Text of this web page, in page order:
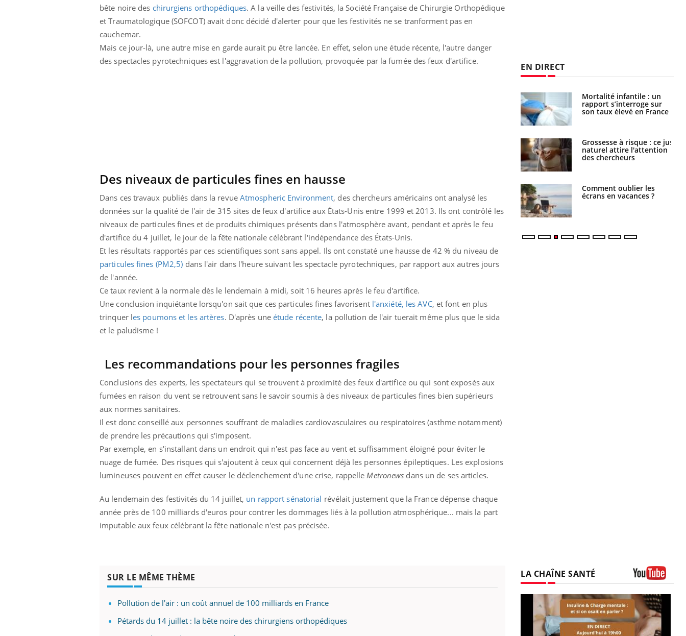
bête noire des chirurgiens orthopédiques. A la veille des festivités, la Société Française de Chirurgie Orthopédique
et Traumatologique (SOFCOT) avait donc décidé d'alerter pour que les festivités ne se tranforment pas en
cauchemar.
Mais ce jour-là, une autre mise en garde aurait pu être lancée. En effet, selon une étude récente, l'autre danger
des spectacles pyrotechniques est l'aggravation de la pollution, provoquée par la fumée des feux d'artifice.
Des niveaux de particules fines en hausse
Dans ces travaux publiés dans la revue Atmospheric Environment, des chercheurs américains ont analysé les
données sur la qualité de l'air de 315 sites de feux d'artifice aux États-Unis entre 1999 et 2013. Ils ont contrôlé les
niveaux de particules fines et de produits chimiques présents dans l'atmosphère avant, pendant et après le feu
d'artifice du 4 juillet, le jour de la fête nationale célébrant l'indépendance des États-Unis.
Et les résultats rapportés par ces scientifiques sont sans appel. Ils ont constaté une hausse de 42 % du niveau de
particules fines (PM2,5) dans l'air dans l'heure suivant les spectacle pyrotechniques, par rapport aux autres jours
de l'année.
Ce taux revient à la normale dès le lendemain à midi, soit 16 heures après le feu d'artifice.
Une conclusion inquiétante lorsqu'on sait que ces particules fines favorisent l'anxiété, les AVC, et font en plus
trinquer les poumons et les artères. D'après une étude récente, la pollution de l'air tuerait même plus que le sida
et le paludisme !
Les recommandations pour les personnes fragiles
Conclusions des experts, les spectateurs qui se trouvent à proximité des feux d'artifice ou qui sont exposés aux
fumées en raison du vent se retrouvent sans le savoir soumis à des niveaux de particules fines bien supérieurs
aux normes sanitaires.
Il est donc conseillé aux personnes souffrant de maladies cardiovasculaires ou respiratoires (asthme notamment)
de prendre les précautions qui s'imposent.
Par exemple, en s'installant dans un endroit qui n'est pas face au vent et suffisamment éloigné pour éviter le
nuage de fumée. Des risques qui s'ajoutent à ceux qui concernent déjà les personnes épileptiques. Les explosions
lumineuses pouvent en effet causer le déclenchement d'une crise, rappelle Metronews dans un de ses articles.
Au lendemain des festivités du 14 juillet, un rapport sénatorial révélait justement que la France dépense chaque
année près de 100 milliards d'euros pour contrer les dommages liés à la pollution atmosphérique... mais la part
imputable aux feux célébrant la fête nationale n'est pas précisée.
SUR LE MÊME THÈME
Pollution de l'air : un coût annuel de 100 milliards en France
Pétards du 14 juillet : la bête noire des chirurgiens orthopédiques
EN DIRECT
quelle trousse à
pharmacie pour les
vacances ?
détecté chez un touriste
en France
Mortalité infantile : un
rapport s’interroge sur
son taux élevé en France
Grossesse à risque : ce jus
naturel attire l'attention
des chercheurs
Comment oublier les
écrans en vacances ?
LA CHAÎNE SANTÉ